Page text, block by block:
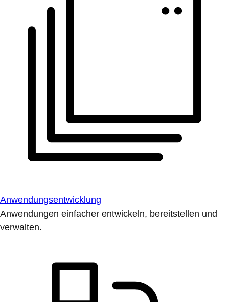
Anwendungsentwicklung
Anwendungen einfacher entwickeln, bereitstellen und
verwalten.